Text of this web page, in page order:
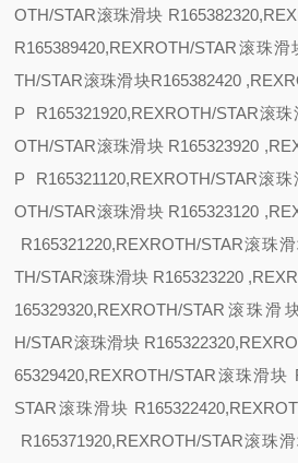
OTH/STAR滚珠滑块
R165389420,REXROTH/STAR滚珠滑
TH/STAR滚珠滑块R165382420
P R165321920,REXROTH/STAR滚
OTH/STAR滚珠滑块 R165323920
P R165321120,REXROTH/STAR滚
OTH/STAR滚珠滑块 R165323120
R165321220,REXROTH/STAR滚珠
TH/STAR滚珠滑块 R165323220
165329320,REXROTH/STAR滚珠滑
H/STAR滚珠滑块
65329420,REXROTH/STAR滚珠滑块
STAR滚珠滑块
R165371920,REXROTH/STAR滚珠